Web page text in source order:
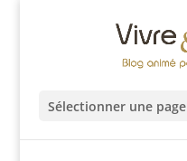
Sélectionner une page